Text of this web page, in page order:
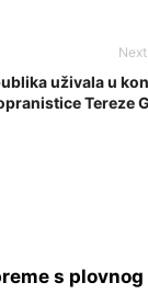
uživala u
Tereze
s plovnog